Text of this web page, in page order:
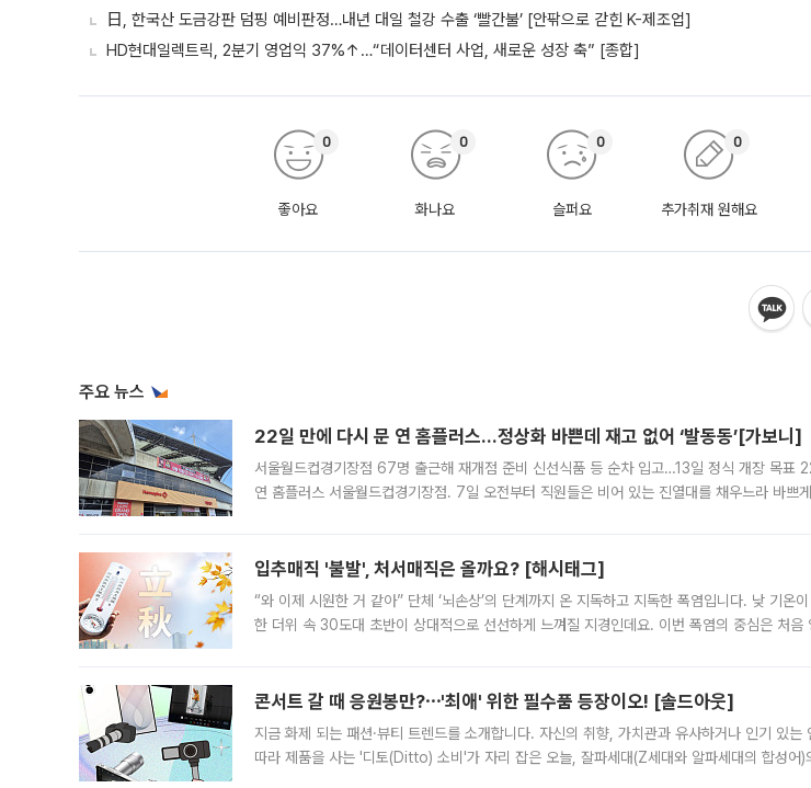
日, 한국산 도금강판 덤핑 예비판정…내년 대일 철강 수출 ‘빨간불’ [안팎으로 갇힌 K-제조업]
HD현대일렉트릭, 2분기 영업익 37%↑…“데이터센터 사업, 새로운 성장 축” [종합]
좋아요
0
화나요
0
슬퍼요
0
추가취재 원해요
0
주요 뉴스
22일 만에 다시 문 연 홈플러스…정상화 바쁜데 재고 없어 ‘발동동’[가보니]
서울월드컵경기장점 67명 출근해 재개점 준비 신선식품 등 순차 입고…13일 정식 개장 목표
연 홈플러스 서울월드컵경기장점. 7일 오전부터 직원들은 비어 있는 진열대를 채우느라 바쁘
입추매직 '불발', 처서매직은 올까요? [해시태그]
“와 이제 시원한 거 같아” 단체 ‘뇌손상’의 단계까지 온 지독하고 지독한 폭염입니다. 낮 기온
한 더위 속 30도대 초반이 상대적으로 선선하게 느껴질 지경인데요. 이번 폭염의 중심은 처음
콘서트 갈 때 응원봉만?⋯'최애' 위한 필수품 등장이오! [솔드아웃]
지금 화제 되는 패션·뷰티 트렌드를 소개합니다. 자신의 취향, 가치관과 유사하거나 인기 있는
따라 제품을 사는 '디토(Ditto) 소비'가 자리 잡은 오늘, 잘파세대(Z세대와 알파세대의 합성어)